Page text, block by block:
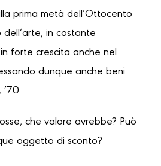
prima metà dell’Ottocento
in costante
forte crescita anche nel
dunque anche beni
’70.
che valore avrebbe? Può
oggetto di sconto?